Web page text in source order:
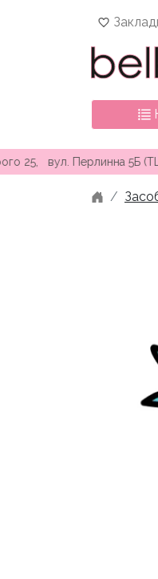
Перлинна 5Б (ТЦ